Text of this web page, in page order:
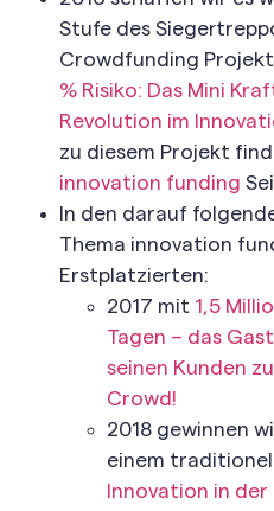
Stufe des
Crowdfunding Projekt
% Risiko: Das Mini
Revolution im
zu diesem Projekt
innovation funding
In den darauf
Thema innovation
Erstplatzierten:
2017 mit 1,5
Tagen – das
seinen Kunden
Crowd!
2018 gewinnen
einem
Innovation in